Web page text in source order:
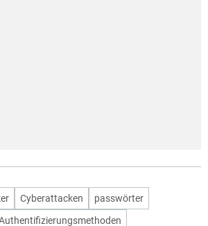
Cyberattacken
passwörter